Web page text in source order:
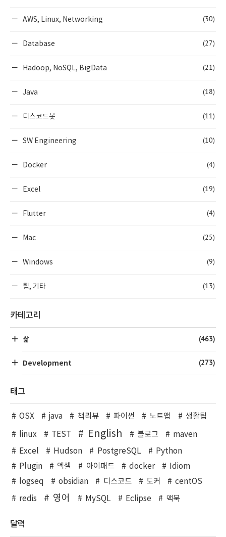
AWS, Linux, Networking (30)
Database (27)
Hadoop, NoSQL, BigData (21)
Java (18)
디스코드봇 (11)
SW Engineering (10)
Docker (4)
Excel (19)
Flutter (4)
Mac (25)
Windows (9)
팁, 기타 (13)
카테고리
삶 (463)
Development (273)
태그
OSX java 책리뷰 파이썬 노트앱 생활팁
linux TEST English 블로그
maven
Excel
Hudson PostgreSQL
Python
Plugin
엑셀 아이패드 docker
Idiom
logseq
obsidian 디스코드 도커
centOS
redis
영어 MySQL Eclipse 맥북
달력